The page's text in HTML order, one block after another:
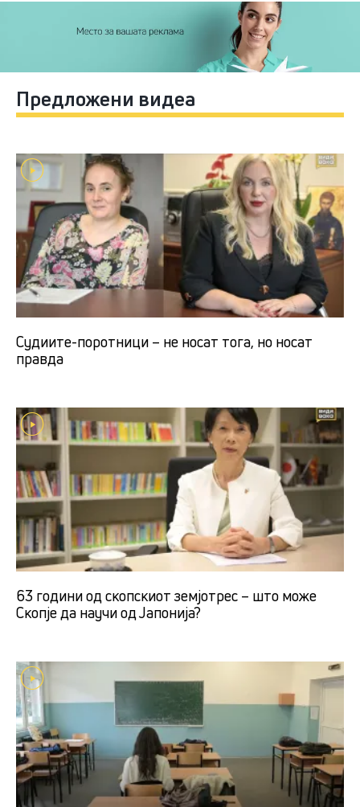
Предложени видеа
Судиите-поротници – не носат тога, но носат
правда
63 години од скопскиот земјотрес – што може
Скопје да научи од Јапонија?